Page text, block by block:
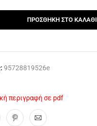
ΠΡΟΣΘΉΚΗ ΣΤΟ ΚΑΛΆΘΙ
95728819526e
περιγραφή σε pdf